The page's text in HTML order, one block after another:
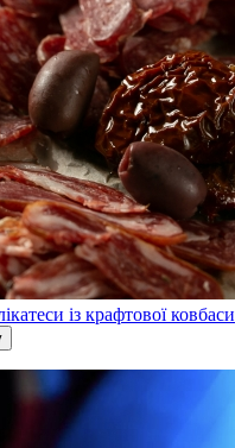
із крафтової ковбаси